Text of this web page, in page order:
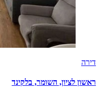
דירה
ראשון לציון, השומר, בלקינד